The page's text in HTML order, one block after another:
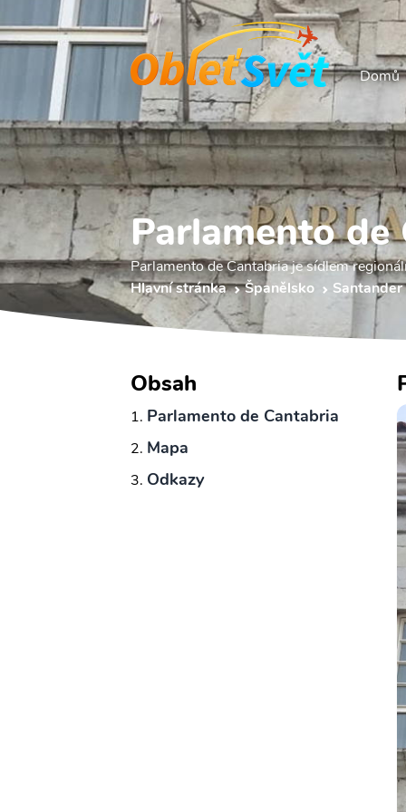
Domů
Parlamento de
Parlamento de Cantabria je sídlem
Hlavní stránka
Španělsko Santander
Obsah
Parlamento de Cantabria
Mapa
Odkazy